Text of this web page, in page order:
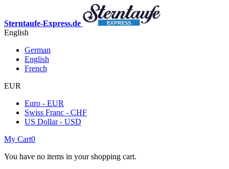
Sterntaufe-Express.de
English
German
English
French
EUR
Euro - EUR
Swiss Franc - CHF
US Dollar - USD
My Cart0
You have no items in your shopping cart.